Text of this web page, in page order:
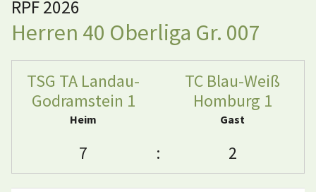
RPF 2026
Herren 40 Oberliga Gr. 007
TSG TA Landau-
Godramstein 1
Heim
TC Blau-Weiß
Homburg 1
Gast
7 : 2